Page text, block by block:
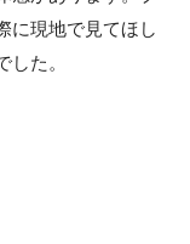
に現地で見てほし
た。